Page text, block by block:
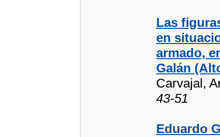
Las
en
armado,
Galán
Carvajal,
43-51
Eduardo